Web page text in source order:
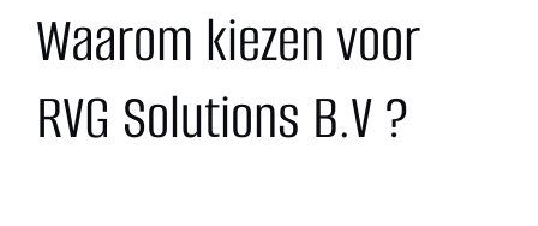
Waarom kiezen voor
RVG Solutions B.V ?